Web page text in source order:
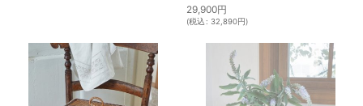
29,900円
(税込: 32,890円)